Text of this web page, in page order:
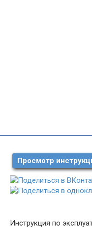
Просмотр
Инструкция по